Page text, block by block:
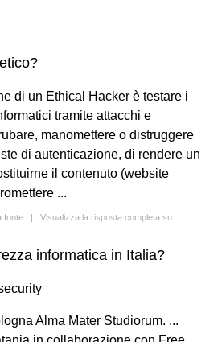
di un Ethical Hacker è testare i
tramite attacchi e
manomettere o distruggere
di autenticazione, di rendere un
il contenuto (website
...
fonte | Visualizza la risposta completa su
informatica in Italia?
Alma Mater Studiorum. ...